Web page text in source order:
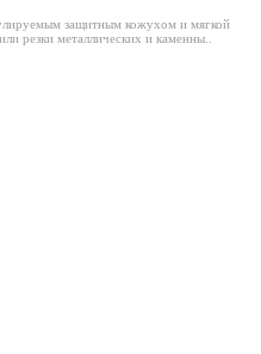
защитным кожухом и мягкой
резки металлических и каменны..